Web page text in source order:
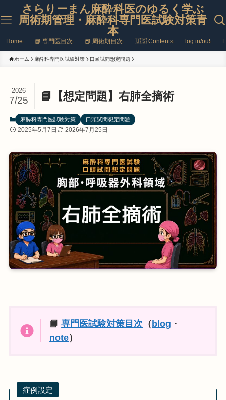
さらりーまん麻酔科医のゆるく学ぶ
周術期管理・麻酔科専門医試験対策青
本
Home 📘 専門医目次 📕 周術期目次 🇺🇸 Contents log in/out
ホーム 麻酔科専門医試験対策 口頭試問想定問題
📘【想定問題】右肺全摘術
2026
7/25
麻酔科専門医試験対策 口頭試問想定問題
2025年5月7日 2026年7月25日
📘専門医試験対策目次 （blog ・
note）
症例設定